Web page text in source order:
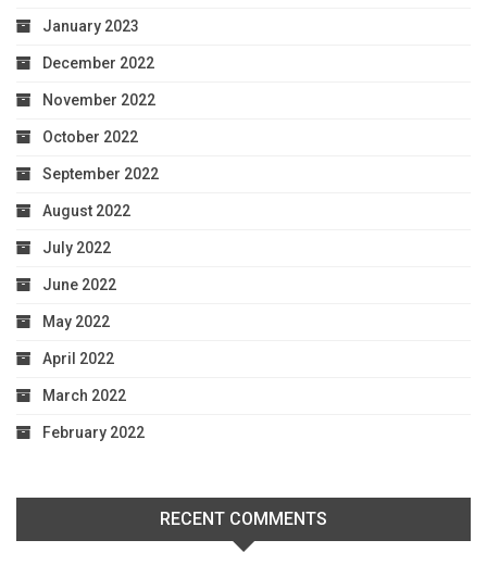
January 2023
December 2022
November 2022
October 2022
September 2022
August 2022
July 2022
June 2022
May 2022
April 2022
March 2022
February 2022
RECENT COMMENTS